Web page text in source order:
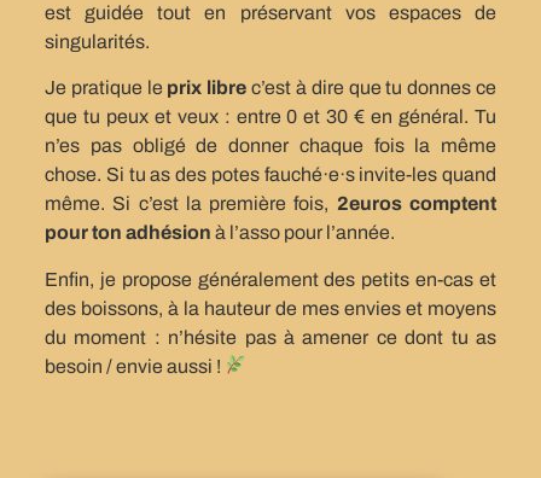
est guidée tout en préservant vos espaces de
singularités.
Je pratique le prix libre c’est à dire que tu donnes ce
que tu peux et veux : entre 0 et 30 € en général. Tu
n’es pas obligé de donner chaque fois la même
chose. Si tu as des potes fauché·e·s invite-les quand
même. Si c’est la première fois, 2euros comptent
pour ton adhésion à l’asso pour l’année.
Enfin, je propose généralement des petits en-cas et
des boissons, à la hauteur de mes envies et moyens
du moment : n’hésite pas à amener ce dont tu as
besoin / envie aussi !